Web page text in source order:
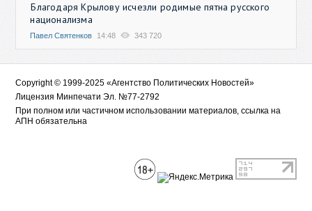
Благодаря Крылову исчезли родимые пятна русского
национализма
Павел Святенков 14:48 343 720
Copyright © 1999-2025 «Агентство Политических Новостей»
Лицензия Минпечати Эл. №77-2792
При полном или частичном использовании материалов, ссылка на
АПН обязательна